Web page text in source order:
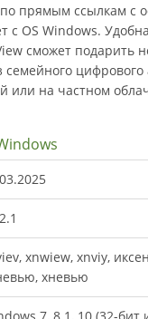
прямым ссылкам с
с OS Windows.
сможет подарить
цифрового
или на частном
xnwiew, xnviy,
хневью